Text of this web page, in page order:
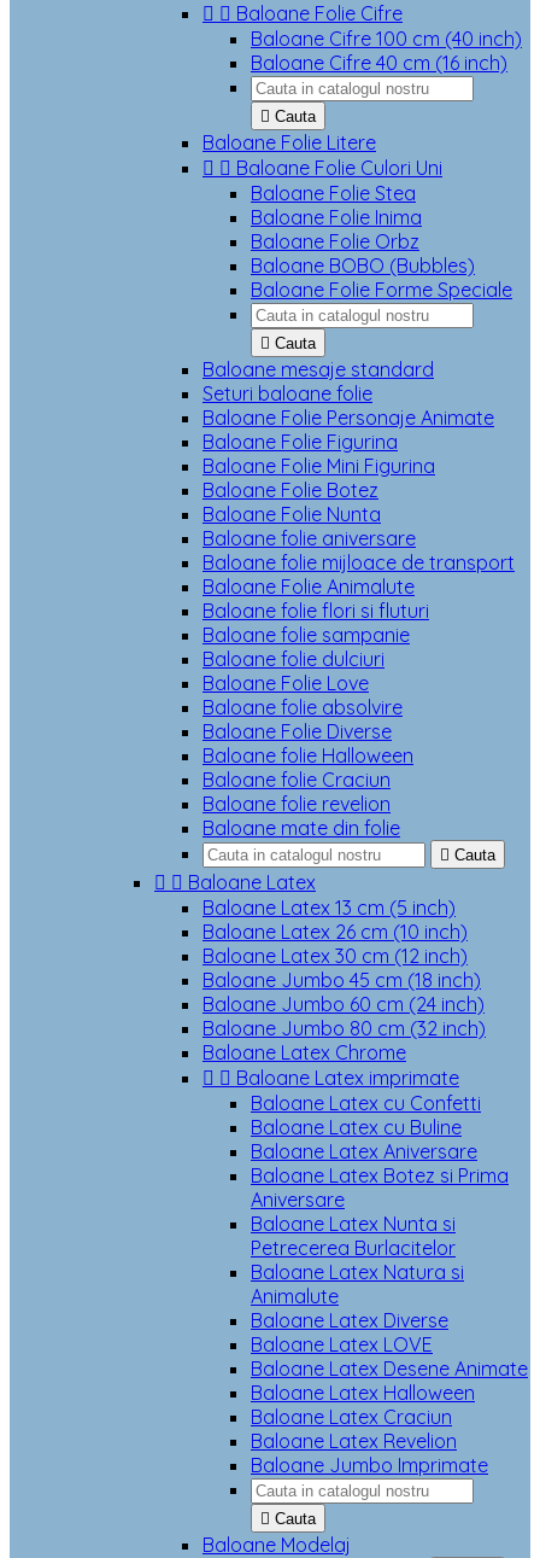
  Baloane Folie Cifre
Baloane Cifre 100 cm (40 inch)
Baloane Cifre 40 cm (16 inch)
 Cauta
Baloane Folie Litere
  Baloane Folie Culori Uni
Baloane Folie Stea
Baloane Folie Inima
Baloane Folie Orbz
Baloane BOBO (Bubbles)
Baloane Folie Forme Speciale
 Cauta
Baloane mesaje standard
Seturi baloane folie
Baloane Folie Personaje Animate
Baloane Folie Figurina
Baloane Folie Mini Figurina
Baloane Folie Botez
Baloane Folie Nunta
Baloane folie aniversare
Baloane folie mijloace de transport
Baloane Folie Animalute
Baloane folie flori si fluturi
Baloane folie sampanie
Baloane folie dulciuri
Baloane Folie Love
Baloane folie absolvire
Baloane Folie Diverse
Baloane folie Halloween
Baloane folie Craciun
Baloane folie revelion
Baloane mate din folie
 Cauta
  Baloane Latex
Baloane Latex 13 cm (5 inch)
Baloane Latex 26 cm (10 inch)
Baloane Latex 30 cm (12 inch)
Baloane Jumbo 45 cm (18 inch)
Baloane Jumbo 60 cm (24 inch)
Baloane Jumbo 80 cm (32 inch)
Baloane Latex Chrome
  Baloane Latex imprimate
Baloane Latex cu Confetti
Baloane Latex cu Buline
Baloane Latex Aniversare
Baloane Latex Botez si Prima
Aniversare
Baloane Latex Nunta si
Petrecerea Burlacitelor
Baloane Latex Natura si
Animalute
Baloane Latex Diverse
Baloane Latex LOVE
Baloane Latex Desene Animate
Baloane Latex Halloween
Baloane Latex Craciun
Baloane Latex Revelion
Baloane Jumbo Imprimate
 Cauta
Baloane Modelaj